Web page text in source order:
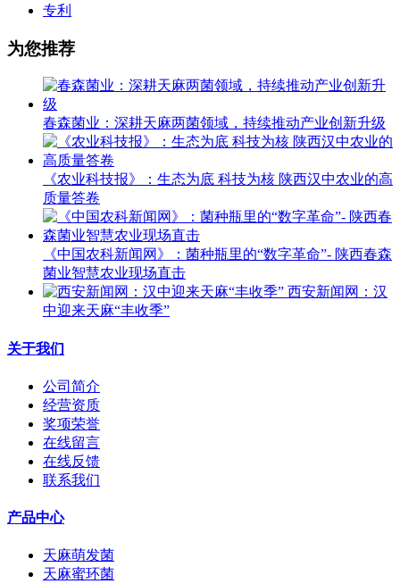
专利
为您推荐
春森菌业：深耕天麻两菌领域，持续推动产业创新升级
《农业科技报》：生态为底 科技为核 陕西汉中农业的高
质量答卷
《中国农科新闻网》：菌种瓶里的“数字革命”- 陕西春森
菌业智慧农业现场直击
西安新闻网：汉
中迎来天麻“丰收季”
关于我们
公司简介
经营资质
奖项荣誉
在线留言
在线反馈
联系我们
产品中心
天麻萌发菌
天麻蜜环菌